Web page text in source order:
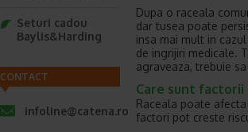
Dupa o raceala
dar tusea poate
insa mai mult in
de ingrijiri medicale.
agraveaza, trebuie
Care sunt factorii
Raceala poate
factori pot creste
Seturi cadou
Baylis&Harding
CONTACT
infoline@catena.ro